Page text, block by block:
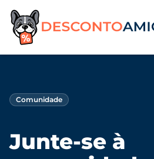
Comunidade
Junte-se à